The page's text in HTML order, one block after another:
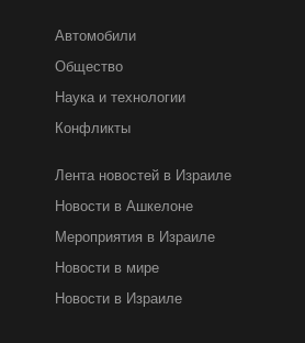
Автомобили
Общество
Наука и технологии
Конфликты
Лента новостей в Израиле
Новости в Ашкелоне
Мероприятия в Израиле
Новости в мире
Новости в Израиле